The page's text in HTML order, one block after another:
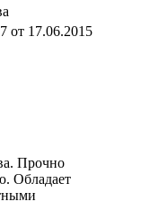
от 17.06.2015
Прочно
Обладает